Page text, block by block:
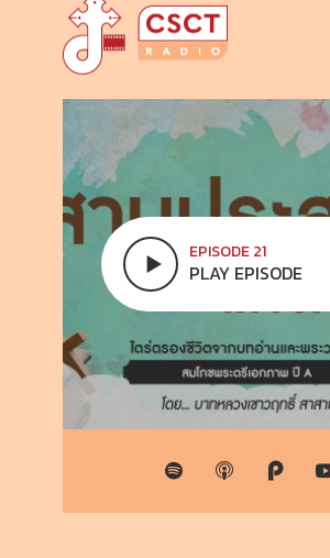
EPISODE 21
PLAY EPISODE